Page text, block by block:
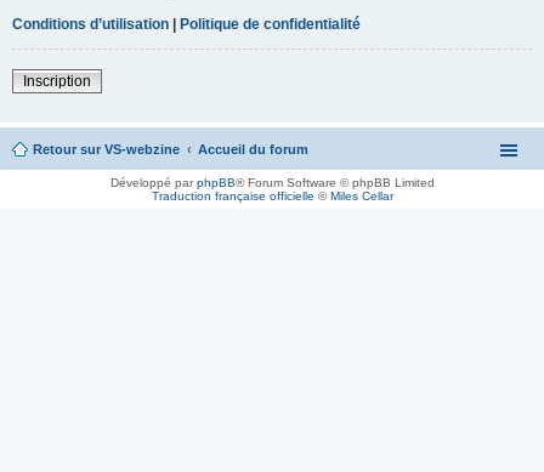
Conditions d’utilisation | Politique de confidentialité
Inscription
Retour sur VS-webzine Accueil du forum
Développé parphpBB® Forum Software © phpBB Limited
Traduction française officielle ©Miles Cellar